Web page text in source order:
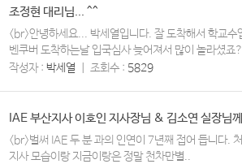
조정현 대리님... ^^
<br>안녕하세요... 박세열입니다. 잘 도착해서 학교
벤쿠버 도착하는날 입국심사 늦어져서 많이 놀라셨죠
작성자 : 박세열 조회수 : 5829
IAE 부산지사 이호인 지사장님 & 김소연 실장님
<br>벌써 IAE 두 분 과의 인연이 7년째 접어 듭니다.
지사 모습이랑 지금이랑은 정말 천차만별..